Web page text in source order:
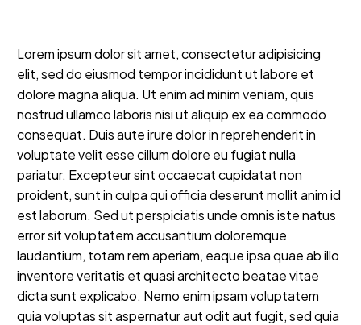
Lorem ipsum dolor sit amet, consectetur adipisicing
elit, sed do eiusmod tempor incididunt ut labore et
dolore magna aliqua. Ut enim ad minim veniam, quis
nostrud ullamco laboris nisi ut aliquip ex ea commodo
consequat. Duis aute irure dolor in reprehenderit in
voluptate velit esse cillum dolore eu fugiat nulla
pariatur. Excepteur sint occaecat cupidatat non
proident, sunt in culpa qui officia deserunt mollit anim id
est laborum. Sed ut perspiciatis unde omnis iste natus
error sit voluptatem accusantium doloremque
laudantium, totam rem aperiam, eaque ipsa quae ab illo
inventore veritatis et quasi architecto beatae vitae
dicta sunt explicabo. Nemo enim ipsam voluptatem
quia voluptas sit aspernatur aut odit aut fugit, sed quia